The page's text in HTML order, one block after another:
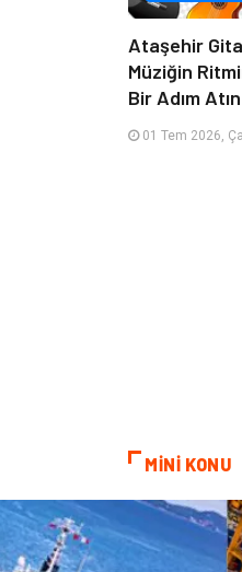
Ataşehir
Müziğin
Bir Adım Atın
01 Tem 2026,
MİNİ KONU